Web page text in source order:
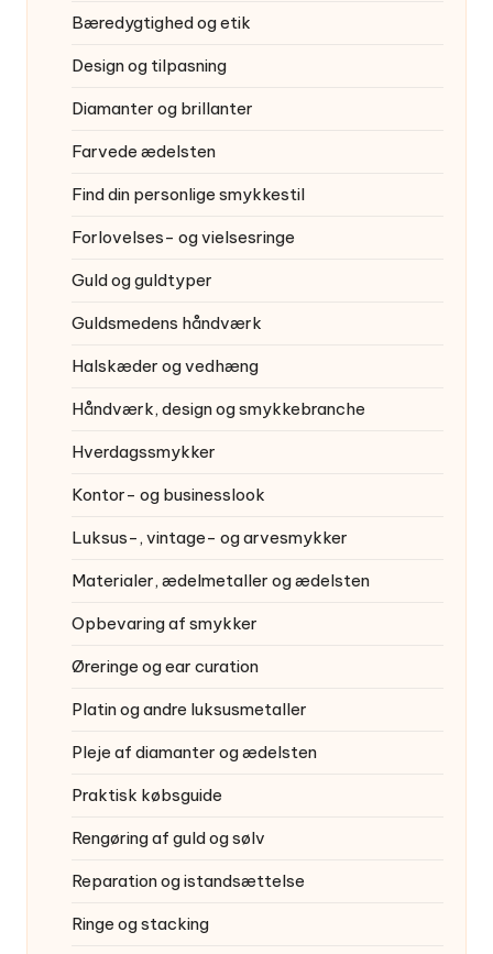
Bæredygtighed og etik
Design og tilpasning
Diamanter og brillanter
Farvede ædelsten
Find din personlige smykkestil
Forlovelses- og vielsesringe
Guld og guldtyper
Guldsmedens håndværk
Halskæder og vedhæng
Håndværk, design og smykkebranche
Hverdagssmykker
Kontor- og businesslook
Luksus-, vintage- og arvesmykker
Materialer, ædelmetaller og ædelsten
Opbevaring af smykker
Øreringe og ear curation
Platin og andre luksusmetaller
Pleje af diamanter og ædelsten
Praktisk købsguide
Rengøring af guld og sølv
Reparation og istandsættelse
Ringe og stacking